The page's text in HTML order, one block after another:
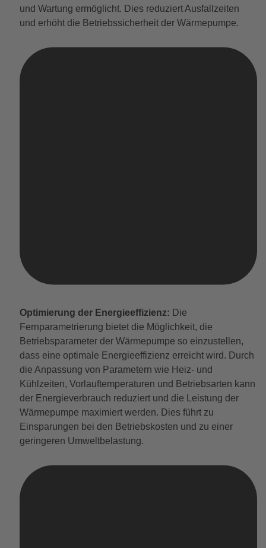
und Wartung ermöglicht. Dies reduziert Ausfallzeiten
und erhöht die Betriebssicherheit der Wärmepumpe.
Optimierung der Energieeffizienz: Die
Fernparametrierung bietet die Möglichkeit, die
Betriebsparameter der Wärmepumpe so einzustellen,
dass eine optimale Energieeffizienz erreicht wird. Durch
die Anpassung von Parametern wie Heiz- und
Kühlzeiten, Vorlauftemperaturen und Betriebsarten kann
der Energieverbrauch reduziert und die Leistung der
Wärmepumpe maximiert werden. Dies führt zu
Einsparungen bei den Betriebskosten und zu einer
geringeren Umweltbelastung.